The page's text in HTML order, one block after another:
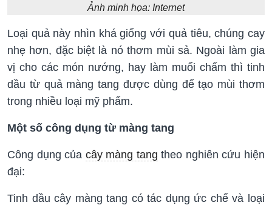
Ảnh minh họa: Internet
Loại quả này nhìn khá giống với quả tiêu, chúng cay
nhẹ hơn, đặc biệt là nó thơm mùi sả. Ngoài làm gia
vị cho các món nướng, hay làm muối chấm thì tinh
dầu từ quả màng tang được dùng để tạo mùi thơm
trong nhiều loại mỹ phẩm.
Một số công dụng từ màng tang
Công dụng của cây màng tang theo nghiên cứu hiện
đại:
Tinh dầu cây màng tang có tác dụng ức chế và loại